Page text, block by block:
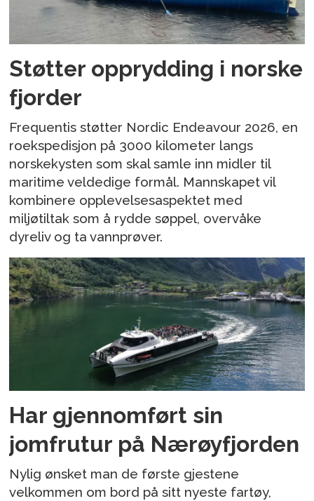
Støtter opprydding i norske
fjorder
Frequentis støtter Nordic Endeavour 2026, en
roekspedisjon på 3000 kilometer langs
norskekysten som skal samle inn midler til
maritime veldedige formål. Mannskapet vil
kombinere opplevelsesaspektet med
miljøtiltak som å rydde søppel, overvåke
dyreliv og ta vannprøver.
Har gjennomført sin
jomfrutur på Nærøyfjorden
Nylig ønsket man de første gjestene
velkommen om bord på sitt nyeste fartøy,